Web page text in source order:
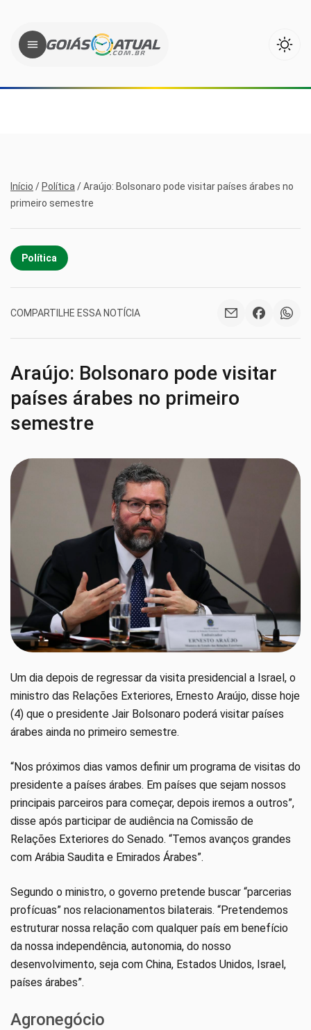
Início / Política /Araújo: Bolsonaro pode visitar países árabes no
primeiro semestre
Política
COMPARTILHE ESSA NOTÍCIA
Araújo: Bolsonaro pode visitar
países árabes no primeiro
semestre
Um dia depois de regressar da visita presidencial a Israel, o
ministro das Relações Exteriores, Ernesto Araújo, disse hoje
(4) que o presidente Jair Bolsonaro poderá visitar países
árabes ainda no primeiro semestre.
“Nos próximos dias vamos definir um programa de visitas do
presidente a países árabes. Em países que sejam nossos
principais parceiros para começar, depois iremos a outros”,
disse após participar de audiência na Comissão de
Relações Exteriores do Senado. “Temos avanços grandes
com Arábia Saudita e Emirados Árabes”.
Segundo o ministro, o governo pretende buscar “parcerias
profícuas” nos relacionamentos bilaterais. “Pretendemos
estruturar nossa relação com qualquer país em benefício
da nossa independência, autonomia, do nosso
desenvolvimento, seja com China, Estados Unidos, Israel,
países árabes”.
Agronegócio